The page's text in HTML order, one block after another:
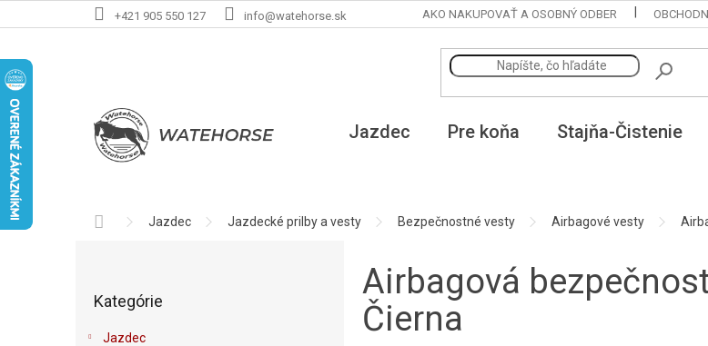
na
+421 905 550 127 info@watehorse.sk AKO NAKUPOVAŤ A OSOBNÝ ODBER
Jazdec Pre koňa Stajňa-Čistenie
DomovJazdec Jazdecké prilby a vesty Bezpečnostné vesty Airbagové vesty
kategórie
Kategórie
Jazdec
Airbagová
Čierna